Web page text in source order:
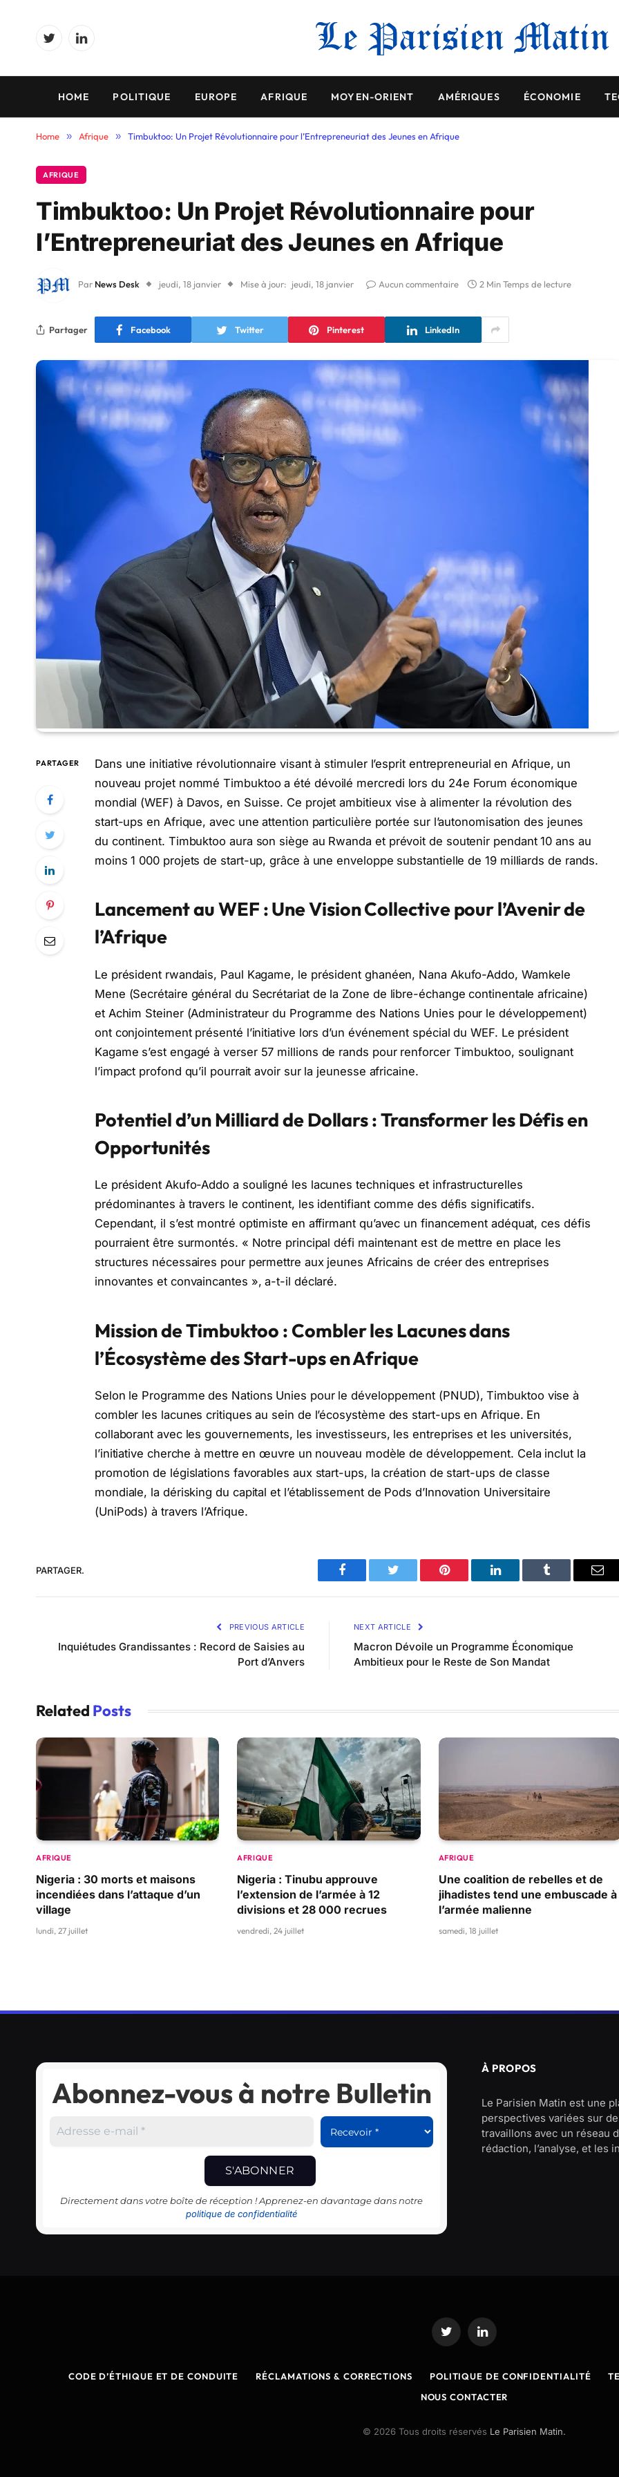
TwitterLinkedIn
HOME POLITIQUE EUROPE AFRIQUE MOYEN-ORIENT AMÉRIQUES ÉCONOMIE
Home » Afrique » Timbuktoo: Un Projet Révolutionnaire pour l’Entrepreneuriat des Jeunes en Afrique
AFRIQUE
Timbuktoo: Un Projet Révolutionnaire pour
l’Entrepreneuriat des Jeunes en Afrique
Par News Desk jeudi, 18 janvier Mise à jour: jeudi, 18 janvier Aucun commentaire 2 Min Temps de lecture
Partager Facebook Twitter Pinterest LinkedIn
PARTAGER
Dans une initiative révolutionnaire visant à stimuler l’esprit entrepreneurial en Afrique, un
nouveau projet nommé Timbuktoo a été dévoilé mercredi lors du 24e Forum économique
mondial (WEF) à Davos, en Suisse. Ce projet ambitieux vise à alimenter la révolution des
start-ups en Afrique, avec une attention particulière portée sur l’autonomisation des jeunes
du continent. Timbuktoo aura son siège au Rwanda et prévoit de soutenir pendant 10 ans au
moins 1 000 projets de start-up, grâce à une enveloppe substantielle de 19 milliards de rands.
Lancement au WEF : Une Vision Collective pour l’Avenir de
l’Afrique
Le président rwandais, Paul Kagame, le président ghanéen, Nana Akufo-Addo, Wamkele
Mene (Secrétaire général du Secrétariat de la Zone de libre-échange continentale africaine)
et Achim Steiner (Administrateur du Programme des Nations Unies pour le développement)
ont conjointement présenté l’initiative lors d’un événement spécial du WEF. Le président
Kagame s’est engagé à verser 57 millions de rands pour renforcer Timbuktoo, soulignant
l’impact profond qu’il pourrait avoir sur la jeunesse africaine.
Potentiel d’un Milliard de Dollars : Transformer les Défis en
Opportunités
Le président Akufo-Addo a souligné les lacunes techniques et infrastructurelles
prédominantes à travers le continent, les identifiant comme des défis significatifs.
Cependant, il s’est montré optimiste en affirmant qu’avec un financement adéquat, ces défis
pourraient être surmontés. « Notre principal défi maintenant est de mettre en place les
structures nécessaires pour permettre aux jeunes Africains de créer des entreprises
innovantes et convaincantes », a-t-il déclaré.
Mission de Timbuktoo : Combler les Lacunes dans
l’Écosystème des Start-ups en Afrique
Selon le Programme des Nations Unies pour le développement (PNUD), Timbuktoo vise à
combler les lacunes critiques au sein de l’écosystème des start-ups en Afrique. En
collaborant avec les gouvernements, les investisseurs, les entreprises et les universités,
l’initiative cherche à mettre en œuvre un nouveau modèle de développement. Cela inclut la
promotion de législations favorables aux start-ups, la création de start-ups de classe
mondiale, la dérisking du capital et l’établissement de Pods d’Innovation Universitaire
(UniPods) à travers l’Afrique.
PARTAGER.
Facebook Twitter Pinterest LinkedIn Tumblr
PREVIOUS ARTICLE
Inquiétudes Grandissantes : Record de Saisies au
Port d’Anvers
NEXT ARTICLE
Macron Dévoile un Programme Économique
Ambitieux pour le Reste de Son Mandat
Related Posts
AFRIQUE
Nigeria : 30 morts et maisons
incendiées dans l’attaque d’un
village
lundi, 27 juillet
AFRIQUE
Nigeria : Tinubu approuve
l’extension de l’armée à 12
divisions et 28 000 recrues
vendredi, 24 juillet
AFRIQUE
Une coalition de rebelles et de
jihadistes tend une embuscade à
l’armée malienne
samedi, 18 juillet
Abonnez-vous à notre Bulletin
Directement dans votre boîte de réception ! Apprenez-en davantage dans notre
politique de confidentialité
À PROPOS
Le Parisien Matin est une
perspectives variées sur
travaillons avec un réseau
rédaction, l’analyse, et les
Twitter LinkedIn
CODE D’ÉTHIQUE ET DE CONDUITE RÉCLAMATIONS & CORRECTIONS POLITIQUE DE CONFIDENTIALITÉ
NOUS CONTACTER
© 2026 Tous droits réservés Le Parisien Matin.